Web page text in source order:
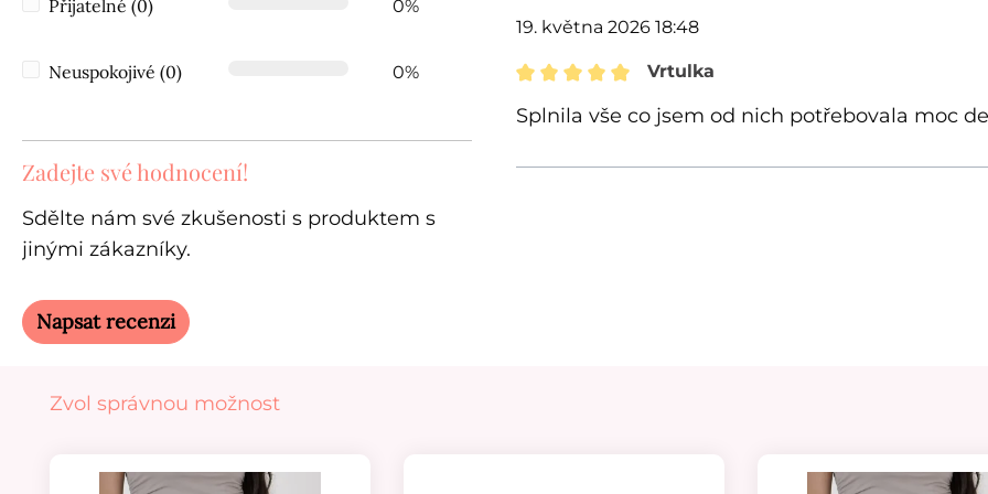
Přijatelné (0) 0%
Neuspokojivé (0) 0%
Zadejte své hodnocení!
Sdělte nám své zkušenosti s produktem s
jinými zákazníky.
Napsat recenzi
19. května 2026 18:48
Recenze s hodnocením 5 z 5 hvězd
Vrtulka
Splnila vše co jsem od nich potřebovala moc
Přeskočit galerii produktů
Zvol správnou možnost